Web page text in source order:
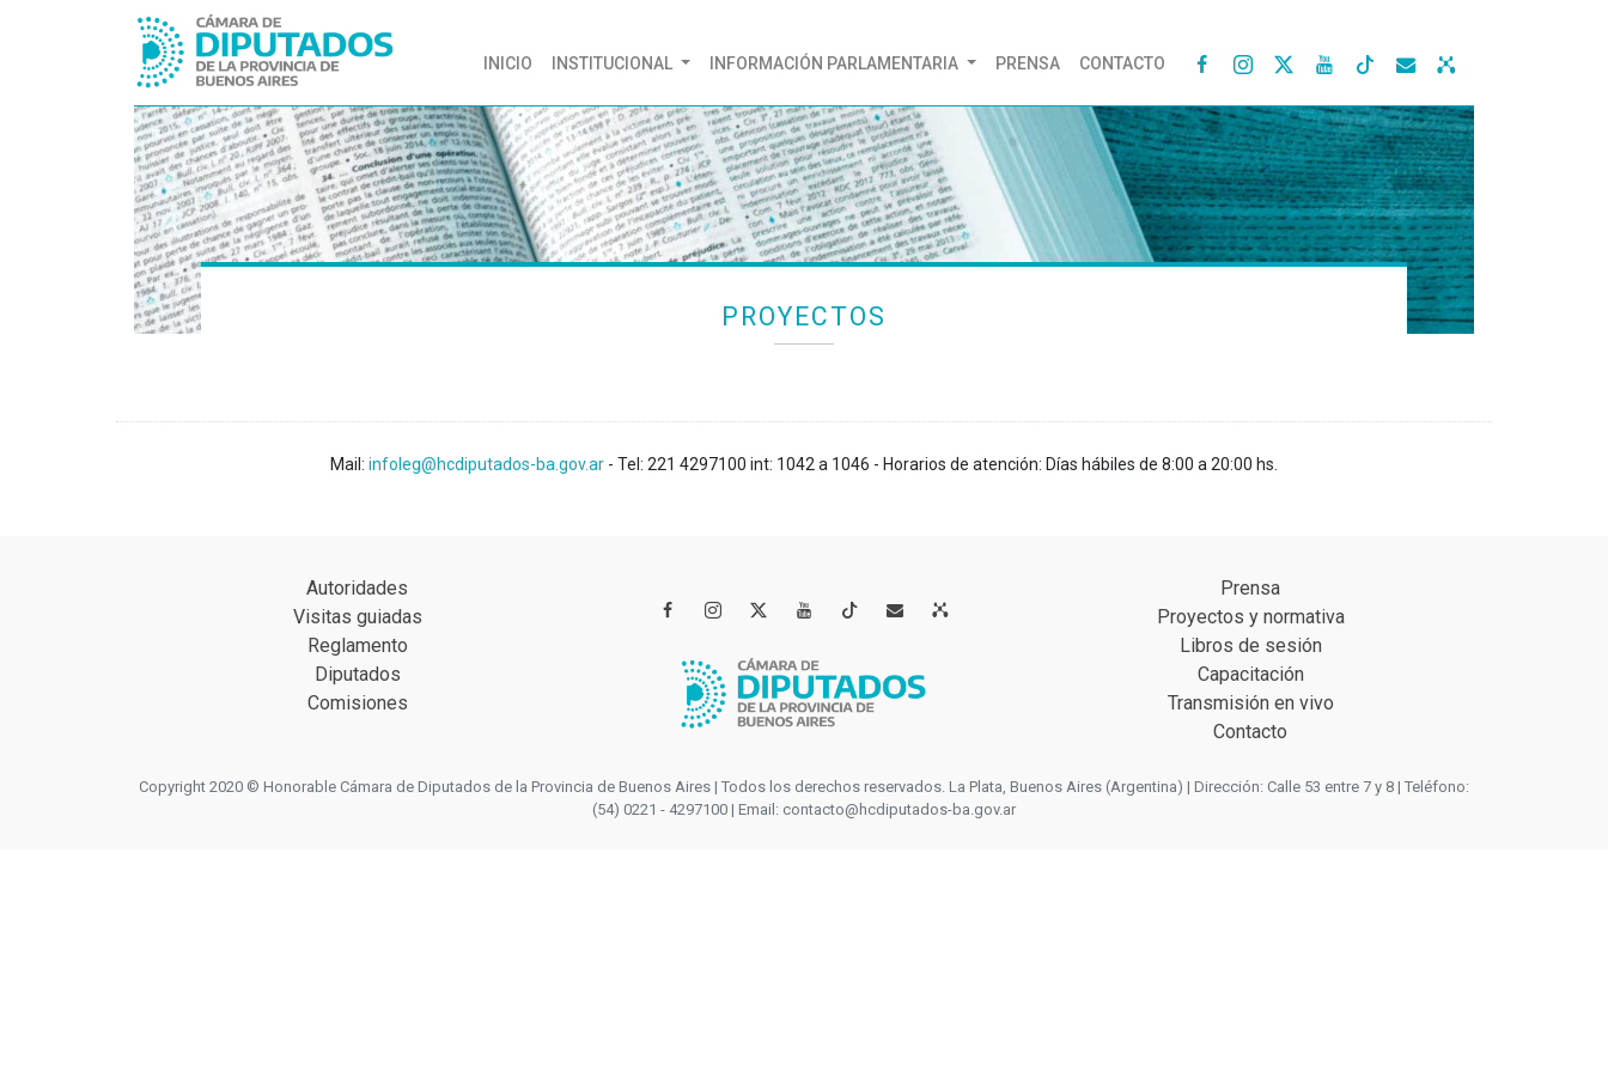
INICIO (CURRENT)
INSTITUCIONAL INFORMACIÓN PARLAMENTARIA PRENSA CONTACTO    
PROYECTOS
Mail: infoleg@hcdiputados-ba.gov.ar - Tel: 221 4297100 int: 1042 a 1046 - Horarios de atención: Días hábiles de 8:00 a 20:00 hs.
Autoridades
Visitas guiadas
Reglamento
Diputados
Comisiones
   
Prensa
Proyectos y normativa
Libros de sesión
Capacitación
Transmisión en vivo
Contacto
Copyright 2020 © Honorable Cámara de Diputados de la Provincia de Buenos Aires | Todos los derechos reservados. La Plata, Buenos Aires (Argentina) | Dirección: Calle 53 entre 7 y 8 | Teléfono:
(54) 0221 - 4297100 | Email: contacto@hcdiputados-ba.gov.ar